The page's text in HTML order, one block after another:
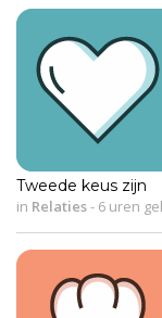
Tweede keus zijn
in Relaties- 6 uren